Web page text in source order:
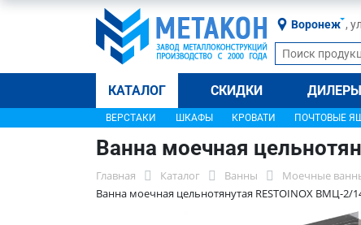
Воронеж ,
КАТАЛОГ СКИДКИ ДИЛЕРЫ
ВЕРСТАКИ ШКАФЫ КРОВАТИ ПОЧТОВЫЕ
Ванна моечная
Главная Каталог Ванны Моечные
Ванна моечная цельнотянутая RESTOINOX ВМЦ-2/